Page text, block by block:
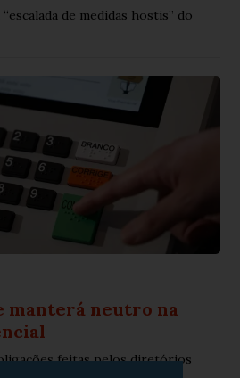
de medidas hostis” do
manterá neutro na
feitas pelos diretórios